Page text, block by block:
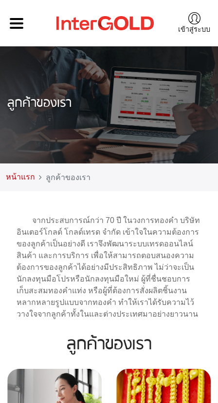
เข้าสู่ระบบ
ลูกค้าของเรา
หน้าแรก ลูกค้าของเรา
จากประสบการณ์กว่า 70 ปี ในวงการทองคำ บริษัท
อินเตอร์โกลด์ โกลด์เทรด จำกัด เข้าใจในความต้องการ
ของลูกค้าเป็นอย่างดี เราจึงพัฒนาระบบเทรดออนไลน์
สินค้า และการบริการ เพื่อให้สามารถตอบสนองความ
ต้องการของลูกค้าได้อย่างมีประสิทธิภาพ ไม่ว่าจะเป็น
นักลงทุนมือโปรหรือนักลงทุนมือใหม่ ผู้ที่ชื่นชอบการ
เก็บสะสมทองคำแท่ง หรือผู้ที่ต้องการสั่งผลิตชิ้นงาน
หลากหลายรูปแบบจากทองคำ ทำให้เราได้รับความไว้
วางใจจากลูกค้าทั้งในและต่างประเทศมาอย่างยาวนาน
ลูกค้าของเรา